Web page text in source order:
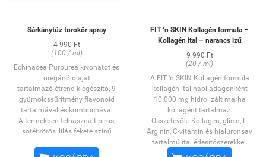
Sárkánytűz torokőr spray
4 990 Ft
(100 / ml)
Echinacea Purpurea kivonatot és
oregánó olajat
tartalmazó étrend-kiegészítő, 9
gyümölcssűrítmény flavonoid
tartalmával és kombuchával
A termékben felhasznált piros,
sötétvörös, lilás fekete színű
növényi színanyagként ismert
FIT ‘n SKIN Kollagén formula –
Kollagén ital – narancs izű
9 990 Ft
(20 / ml)
A FIT ‘n SKIN Kollagén formula
kollagén ital napi adagonként
10.000 mg hidrolizált marha
kollagént tartalmaz.
Összetevők: Kollagén, glicin, L-
Arginin, C-vitamin és hialuronsav
tartalmú ital édesítőszerekkel.
A kollagén egy természetes